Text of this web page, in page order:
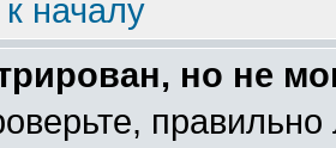
началу
но не